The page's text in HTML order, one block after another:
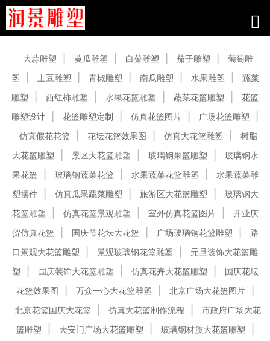
大蒜雕塑 黄瓜雕塑 白菜雕塑 茄子雕塑
葡萄雕
塑
土豆雕塑 青椒雕塑 南瓜雕塑 水果雕塑
蔬菜
雕塑
西红柿雕塑 水果花篮雕塑 蔬菜花篮雕塑
花篮
雕塑设计
花篮雕塑定制 仿真花篮图片
广场花篮雕塑
仿真假花花篮
花坛花篮效果图 仿真大花篮雕塑
树脂
大花篮雕塑
景区大花篮雕塑 玻璃钢果篮雕塑
玻璃钢水
果花篮
玻璃钢蔬菜花篮 水果蔬菜花篮雕塑
水果蔬菜雕
塑摆件
仿真瓜果蔬菜雕塑 旅游区大花篮雕塑
玻璃钢大
花篮雕塑
仿真花篮景观雕塑 室外仿真花篮图片
开业庆
贺仿真花篮
国庆节花坛大花篮 广场玻璃钢花篮雕塑
路
口景观大花篮雕塑
景观玻璃钢花篮雕塑
元旦装饰大花篮雕
塑
国庆装饰大花篮雕塑 仿真花卉大花篮雕塑
国庆花坛
花篮效果图
万众一心大花篮雕塑
北京广场大花篮图片
北京花篮国庆大花篮
仿真大花篮制作流程
市政府广场大花
篮雕塑
天安门广场大花篮雕塑
玻璃钢材质大花篮雕塑